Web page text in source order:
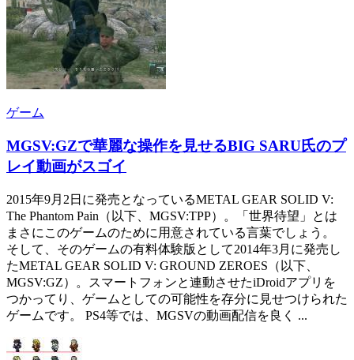
ゲーム
MGSV:GZで華麗な操作を見せるBIG SARU氏のプ
レイ動画がスゴイ
2015年9月2日に発売となっているMETAL GEAR SOLID V:
The Phantom Pain（以下、MGSV:TPP）。「世界待望」とは
まさにこのゲームのために用意されている言葉でしょう。
そして、そのゲームの有料体験版として2014年3月に発売し
たMETAL GEAR SOLID V: GROUND ZEROES（以下、
MGSV:GZ）。スマートフォンと連動させたiDroidアプリを
つかってり、ゲームとしての可能性を存分に見せつけられた
ゲームです。 PS4等では、MGSVの動画配信を良く ...